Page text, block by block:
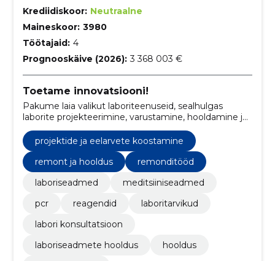
Krediidiskoor: Neutraalne
Maineskoor: 3980
Töötajaid: 4
Prognooskäive (2026): 3 368 003 €
Toetame innovatsiooni!
Pakume laia valikut laboriteenuseid, sealhulgas
laborite projekteerimine, varustamine, hooldamine ja
konsultatsioon.
projektide ja eelarvete koostamine
remont ja hooldus
remonditööd
laboriseadmed
meditsiiniseadmed
pcr
reagendid
laboritarvikud
labori konsultatsioon
laboriseadmete hooldus
hooldus